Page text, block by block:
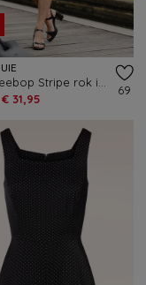
€ 31,95
69